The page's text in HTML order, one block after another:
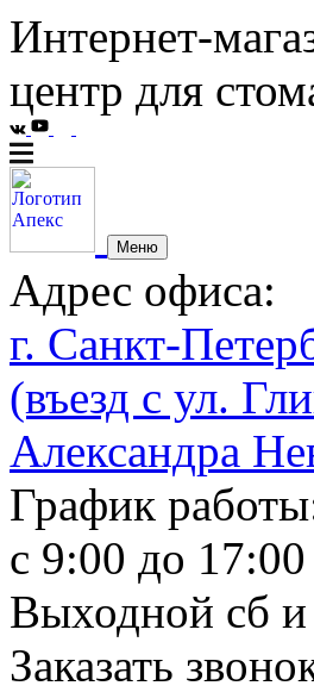
Интернет-
центр для
Меню
Адрес офиса:
г. Санкт-
(въезд с ул.
Александра
График
с 9:00 до 17:00
Выходной сб и
Заказать